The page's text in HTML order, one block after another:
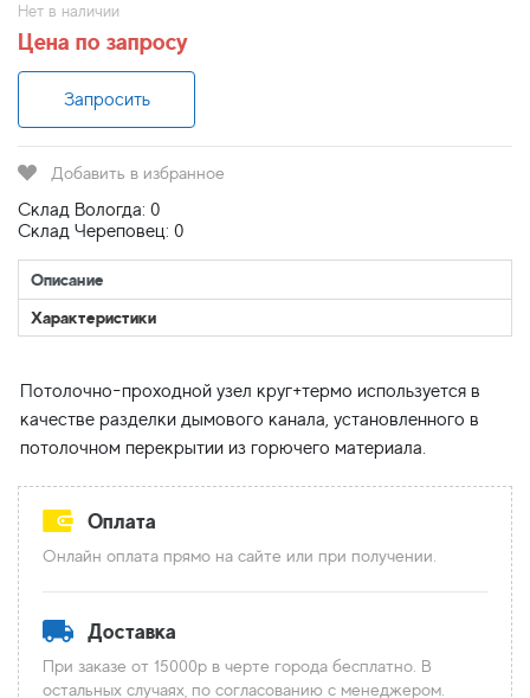
Нет в наличии
Цена по запросу
Запросить
Добавить в избранное
Склад Вологда: 0
Склад Череповец: 0
Описание
Характеристики
Потолочно-проходной узел круг+термо используется в
качестве разделки дымового канала, установленного в
Оплата
Онлайн оплата прямо на сайте или при получении.
Доставка
При заказе от 15000р в черте города бесплатно. В
остальных случаях, по согласованию с менеджером.